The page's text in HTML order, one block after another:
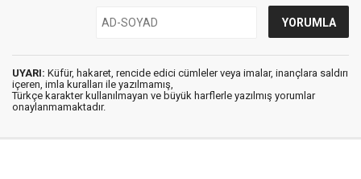
UYARI: Küfür, hakaret, rencide edici cümleler veya imalar, inançlara saldırı
içeren, imla kuralları ile yazılmamış,
Türkçe karakter kullanılmayan ve büyük harflerle yazılmış yorumlar
onaylanmamaktadır.